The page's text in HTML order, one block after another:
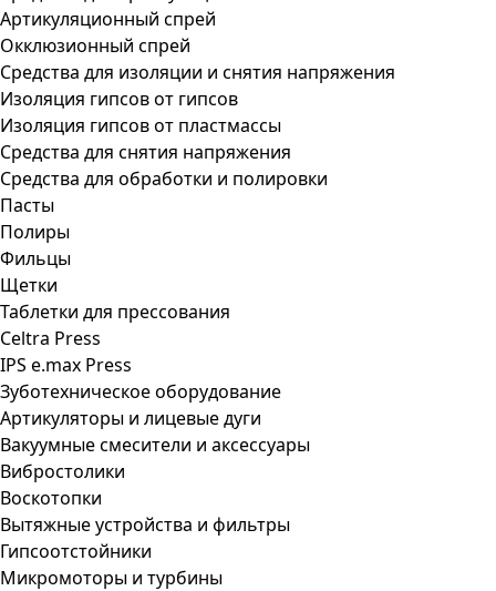
Артикуляционный спрей
Окклюзионный спрей
Средства для изоляции и снятия напряжения
Изоляция гипсов от гипсов
Изоляция гипсов от пластмассы
Средства для снятия напряжения
Средства для обработки и полировки
Пасты
Полиры
Фильцы
Щетки
Таблетки для прессования
Celtra Press
IPS e.max Press
Зуботехническое оборудование
Артикуляторы и лицевые дуги
Вакуумные смесители и аксессуары
Вибростолики
Воскотопки
Вытяжные устройства и фильтры
Гипсоотстойники
Микромоторы и турбины